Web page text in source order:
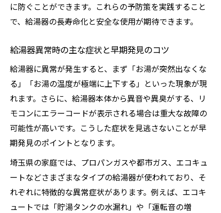
に防ぐことができます。これらの予防策を実践すること
で、給湯器の長寿命化と安全な使用が期待できます。
給湯器異常時の主な症状と早期発見のコツ
給湯器に異常が発生すると、まず「お湯が突然出なくな
る」「お湯の温度が極端に上下する」といった現象が現
れます。さらに、給湯器本体から異音や異臭がする、リ
モコンにエラーコードが表示される場合は重大な故障の
可能性が高いです。こうした症状を見逃さないことが早
期発見のポイントとなります。
埼玉県の家庭では、プロパンガスや都市ガス、エコキュ
ートなどさまざまなタイプの給湯器が使われており、そ
れぞれに特徴的な異常症状があります。例えば、エコキ
ュートでは「貯湯タンクの水漏れ」や「運転音の増